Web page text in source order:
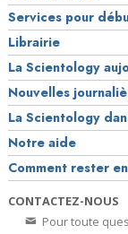
Services pour
Librairie
La Scientology
Nouvelles
La Scientology
Notre aide
Comment rester
CONTACTEZ-NOUS
Pour toute